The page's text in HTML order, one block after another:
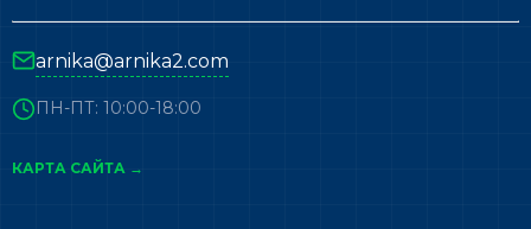
arnika@arnika2.com
ПН-ПТ: 10:00-18:00
КАРТА САЙТА →